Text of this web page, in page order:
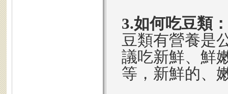
3.如何吃豆類：
豆類有營養是
議吃新鮮、鮮
等，新鮮的、